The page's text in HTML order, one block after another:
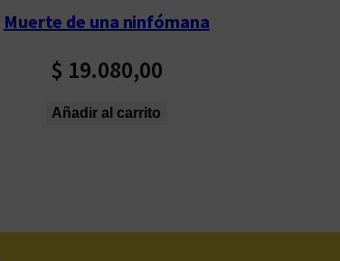
Muerte de una ninfómana
$ 19.080,00
Añadir al carrito